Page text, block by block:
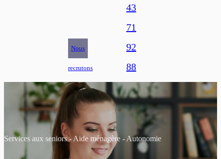
Nous
recrutons
43
71
92
88
Services aux seniors - Aide ménagère - Autonomie